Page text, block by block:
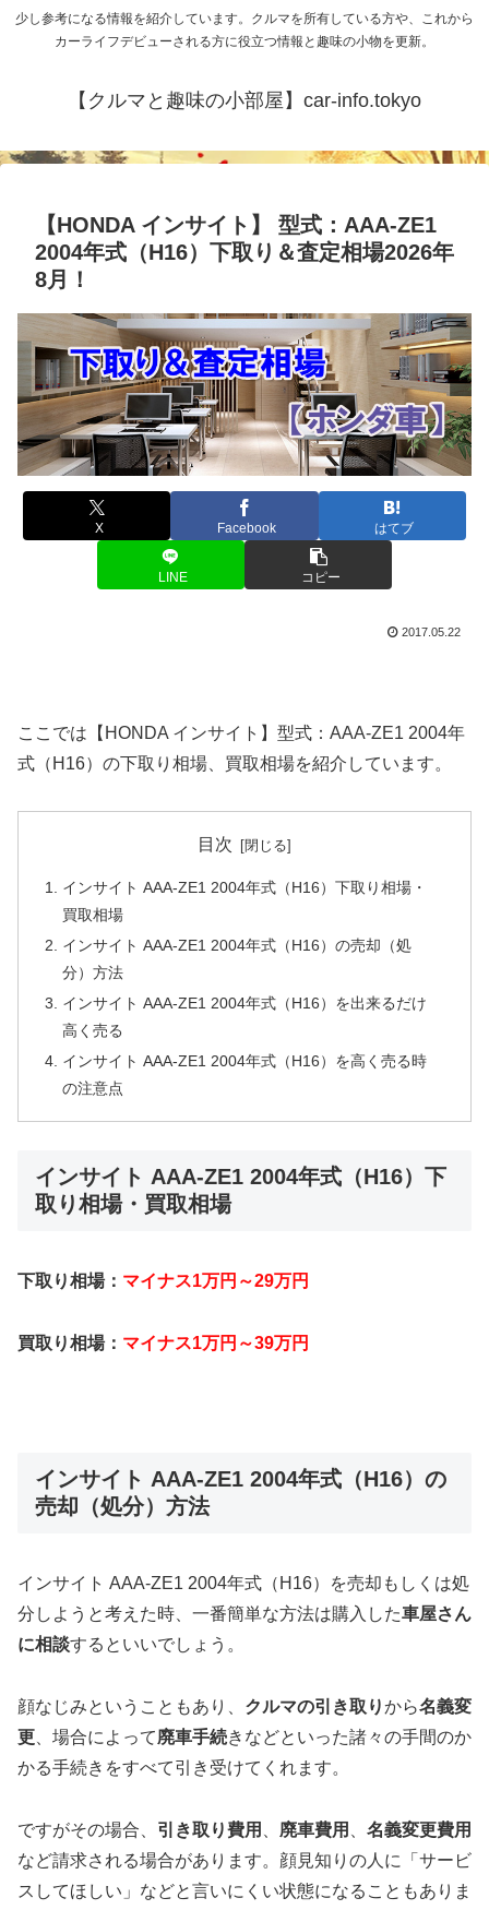
少し参考になる情報を紹介しています。クルマを所有している方や、これから
カーライフデビューされる方に役立つ情報と趣味の小物を更新。
【クルマと趣味の小部屋】car-info.tokyo
【HONDA インサイト】 型式：AAA-ZE1
2004年式（H16）下取り＆査定相場2026年
8月！
X Facebook はてブ
LINE コピー
2017.05.22
ここでは【HONDA インサイト】型式：AAA-ZE1 2004年
式（H16）の下取り相場、買取相場を紹介しています。
目次
インサイト AAA-ZE1 2004年式（H16）下取り相場・
買取相場
インサイト AAA-ZE1 2004年式（H16）の売却（処
分）方法
インサイト AAA-ZE1 2004年式（H16）を出来るだけ
高く売る
インサイト AAA-ZE1 2004年式（H16）を高く売る時
の注意点
インサイト AAA-ZE1 2004年式（H16）下
取り相場・買取相場
下取り相場： マイナス1万円～29万円
買取り相場： マイナス1万円～39万円
インサイト AAA-ZE1 2004年式（H16）の
売却（処分）方法
インサイト AAA-ZE1 2004年式（H16）を売却もしくは処
分しようと考えた時、一番簡単な方法は購入した車屋さん
に相談するといいでしょう。
顔なじみということもあり、 クルマの引き取りから名義変
更 、場合によって廃車手続きなどといった諸々の手間のか
かる手続きをすべて引き受けてくれます。
ですがその場合、 引き取り費用 廃車費用
名義変更費用
など請求される場合があります。顔見知りの人に「サービ
スしてほしい」などと言いにくい状態になることもありま